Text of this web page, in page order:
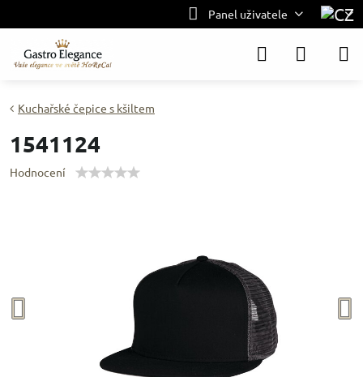
Panel uživatele
Kuchařské čepice s kšiltem
1541124
Hodnocení